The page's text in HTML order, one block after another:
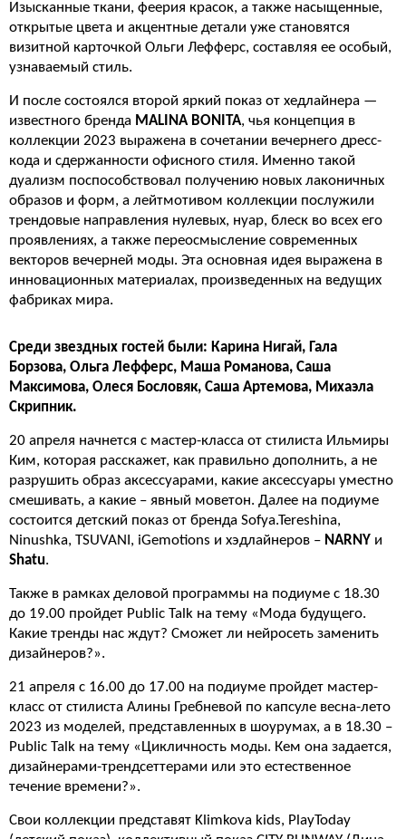
Изысканные ткани, феерия красок, а также насыщенные,
открытые цвета и акцентные детали уже становятся
визитной карточкой Ольги Лефферс, составляя ее особый,
узнаваемый стиль.
И после состоялся второй яркий показ от хедлайнера —
известного бренда MALINA BONITA, чья концепция в
коллекции 2023 выражена в сочетании вечернего дресс-
кода и сдержанности офисного стиля. Именно такой
дуализм поспособствовал получению новых лаконичных
образов и форм, а лейтмотивом коллекции послужили
трендовые направления нулевых, нуар, блеск во всех его
проявлениях, а также переосмысление современных
векторов вечерней моды. Эта основная идея выражена в
инновационных материалах, произведенных на ведущих
фабриках мира.
Среди звездных гостей были: Карина Нигай, Гала
Борзова, Ольга Лефферс, Маша Романова, Саша
Максимова, Олеся Бословяк, Саша Артемова, Михаэла
Скрипник.
20 апреля начнется с мастер-класса от стилиста Ильмиры
Ким, которая расскажет, как правильно дополнить, а не
разрушить образ аксессуарами, какие аксессуары уместно
смешивать, а какие – явный моветон. Далее на подиуме
состоится детский показ от бренда Sofya.Tereshina,
Ninushka, TSUVANI, iGemotions и хэдлайнеров – NARNY и
Shatu.
Также в рамках деловой программы на подиуме с 18.30
до 19.00 пройдет Public Talk на тему «Мода будущего.
Какие тренды нас ждут? Сможет ли нейросеть заменить
дизайнеров?».
21 апреля с 16.00 до 17.00 на подиуме пройдет мастер-
класс от стилиста Алины Гребневой по капсуле весна-лето
2023 из моделей, представленных в шоурумах, а в 18.30 –
Public Talk на тему «Цикличность моды. Кем она задается,
дизайнерами-трендсеттерами или это естественное
течение времени?».
Свои коллекции представят Klimkova kids, PlayToday